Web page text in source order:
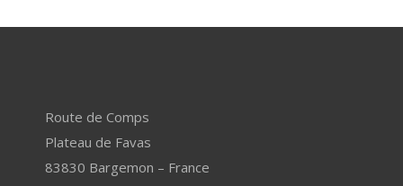
Route de Comps
Plateau de Favas
83830 Bargemon – France